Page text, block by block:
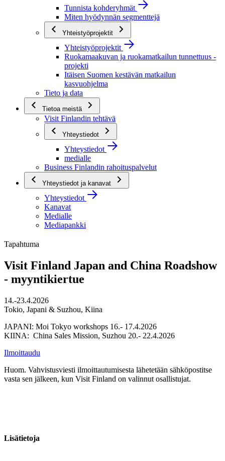
Tunnista kohderyhmät
Miten hyödynnän segmenttejä
Yhteistyöprojektit
Yhteistyöprojektit
Ruokamaakuvan ja ruokamatkailun tunnettuus -
projekti
Itäisen Suomen kestävän matkailun
kasvuohjelma
Tieto ja data
Tietoa meistä
Visit Finlandin tehtävä
Yhteystiedot
Yhteystiedot
medialle
Business Finlandin rahoituspalvelut
Yhteystiedot ja kanavat
Yhteystiedot
Kanavat
Medialle
Mediapankki
Tapahtuma
Visit Finland Japan and China Roadshow
- myyntikiertue
14.-23.4.2026
Tokio, Japani & Suzhou, Kiina
JAPANI: Moi Tokyo workshops 16.- 17.4.2026
KIINA: China Sales Mission, Suzhou 20.- 22.4.2026
Ilmoittaudu
Huom. Vahvistusviesti ilmoittautumisesta lähetetään sähköpostitse
vasta sen jälkeen, kun Visit Finland on valinnut osallistujat.
Lisätietoja